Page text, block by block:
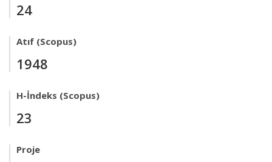
24
Atıf (Scopus)
1948
H-İndeks (Scopus)
23
Proje